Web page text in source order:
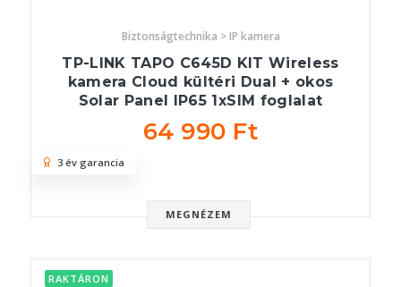
Biztonságtechnika > IP kamera
TP-LINK TAPO C645D KIT Wireless
kamera Cloud kültéri Dual + okos
Solar Panel IP65 1xSIM foglalat
64 990 Ft
MEGNÉZEM
3 év garancia
RAKTÁRON